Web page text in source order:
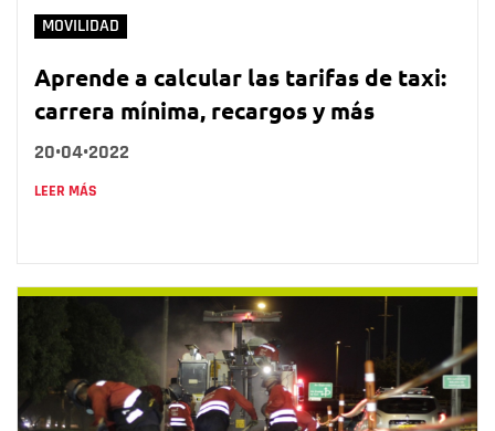
MOVILIDAD
Aprende a calcular las tarifas de taxi:
carrera mínima, recargos y más
20•04•2022
LEER MÁS